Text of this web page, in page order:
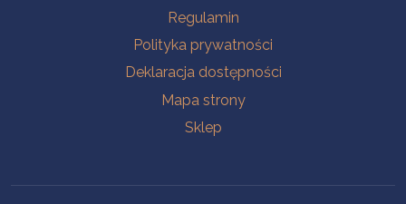
Regulamin
Polityka prywatności
Deklaracja dostępności
Mapa strony
Sklep